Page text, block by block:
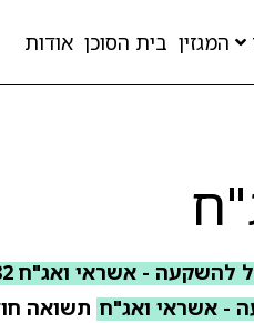
המגזין בית הסוכן אודות
להשקעה - אשראי ואג"ח 14482
- אשראי ואג"ח תשואה